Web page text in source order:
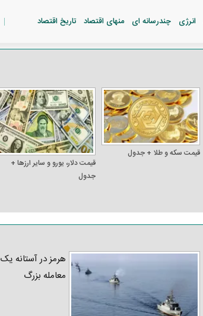
انرژی چندرسانه ای منهای اقتصاد تاریخ اقتصاد
قیمت سکه و طلا + جدول
قیمت دلار، یورو و سایر ارز‌ها +
جدول
هرمز در آستانه یک
معامله بزرگ